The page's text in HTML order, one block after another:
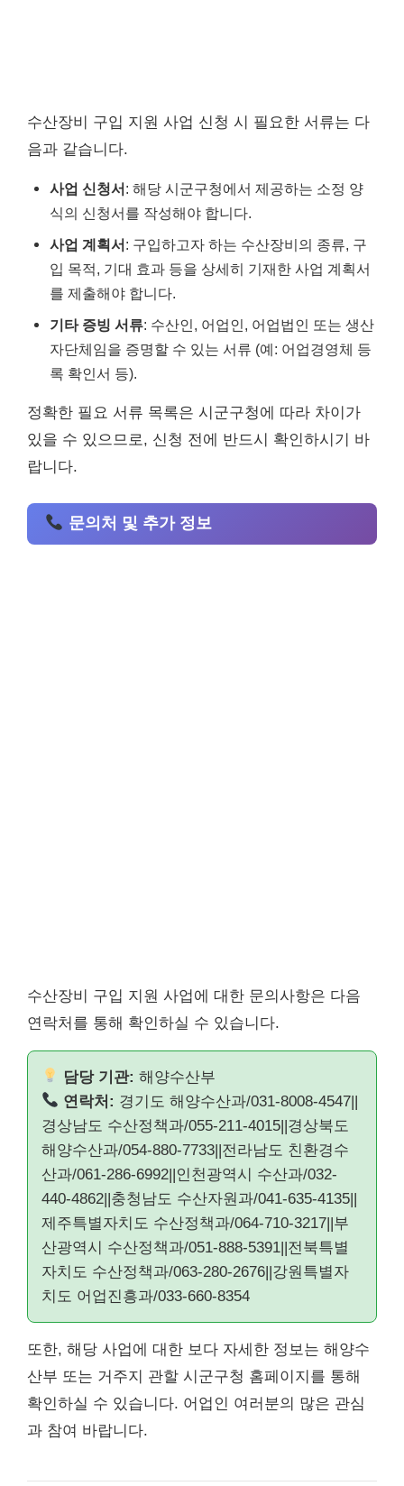
수산장비 구입 지원 사업 신청 시 필요한 서류는 다
음과 같습니다.
사업 신청서 : 해당 시군구청에서 제공하는 소정 양
식의 신청서를 작성해야 합니다.
사업 계획서 : 구입하고자 하는 수산장비의 종류, 구
입 목적, 기대 효과 등을 상세히 기재한 사업 계획서
를 제출해야 합니다.
기타 증빙 서류: 수산인, 어업인, 어업법인 또는 생산
자단체임을 증명할 수 있는 서류 (예: 어업경영체 등
록 확인서 등).
정확한 필요 서류 목록은 시군구청에 따라 차이가
있을 수 있으므로, 신청 전에 반드시 확인하시기 바
랍니다.
문의처 및 추가 정보
수산장비 구입 지원 사업에 대한 문의사항은 다음
연락처를 통해 확인하실 수 있습니다.
담당 기관: 해양수산부
연락처: 경기도 해양수산과/031-8008-4547||
경상남도 수산정책과/055-211-4015||경상북도
해양수산과/054-880-7733||전라남도 친환경수
산과/061-286-6992||인천광역시 수산과/032-
440-4862||충청남도 수산자원과/041-635-4135||
제주특별자치도 수산정책과/064-710-3217||부
산광역시 수산정책과/051-888-5391||전북특별
자치도 수산정책과/063-280-2676||강원특별자
치도 어업진흥과/033-660-8354
또한, 해당 사업에 대한 보다 자세한 정보는 해양수
산부 또는 거주지 관할 시군구청 홈페이지를 통해
확인하실 수 있습니다. 어업인 여러분의 많은 관심
과 참여 바랍니다.